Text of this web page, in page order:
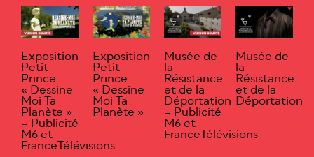
Exposition
Petit
Prince
« Dessine-
Moi Ta
Planète »
– Publicité
M6 et
FranceTélévisions
Exposition
Petit
Prince
« Dessine-
Moi Ta
Planète »
Musée de
la
Résistance
et de la
Déportation
– Publicité
M6 et
FranceTélévisions
Musée de
la
Résistance
et de la
Déportation